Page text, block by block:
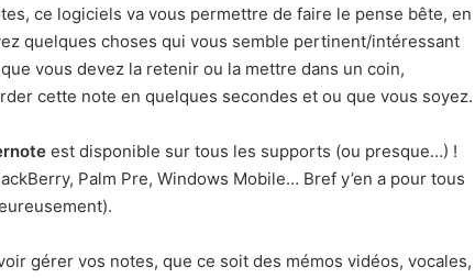
ce logiciels va vous permettre de faire le pense bête, en
quelques choses qui vous semble pertinent/intéressant
vous devez la retenir ou la mettre dans un coin,
cette note en quelques secondes et ou que vous soyez.
est disponible sur tous les supports (ou presque…) !
Palm Pre, Windows Mobile… Bref y’en a pour tous
gérer vos notes, que ce soit des mémos vidéos, vocales,